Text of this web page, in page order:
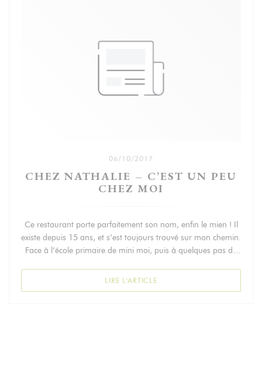
06/10/2017
CHEZ NATHALIE – C’EST UN PEU
CHEZ MOI
Ce restaurant porte parfaitement son nom, enfin le mien ! Il
existe depuis 15 ans, et s’est toujours trouvé sur mon chemin.
Face à l’école primaire de mini moi, puis à quelques pas de
centaines de mètres de chez moi.
Ici, tout est fait maison comme l’indique le label sur la carte
LIRE L'ARTICLE((OUVRE UNE NOUVELLE